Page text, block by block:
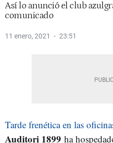
Así lo anunció el club
comunicado
11 enero, 2021 23:51
Tarde frenética en las
Auditori 1899 ha